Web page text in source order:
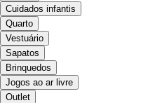
Cuidados infantis
Quarto
Vestuário
Sapatos
Brinquedos
Jogos ao ar livre
Outlet